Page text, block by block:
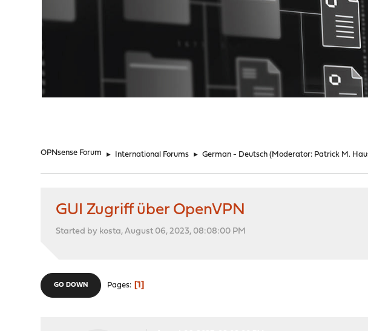
OPNsense Forum ► International Forums ► German - Deutsch (Moderator: Patrick M.
GUI Zugriff über OpenVPN
Started by kosta, August 06, 2023, 08:08:00 PM
GO DOWN Pages 1